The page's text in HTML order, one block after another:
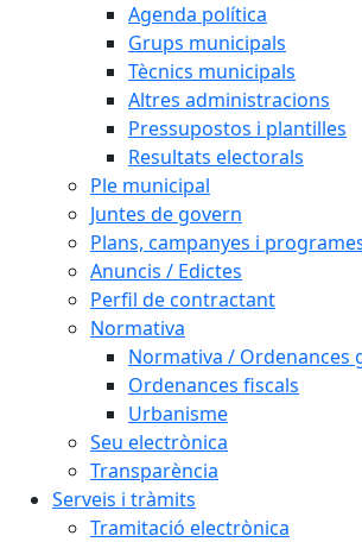
Agenda política
Grups municipals
Tècnics municipals
Altres administracions
Pressupostos i plantilles
Resultats electorals
Ple municipal
Juntes de govern
Plans, campanyes i
Anuncis / Edictes
Perfil de contractant
Normativa
Normativa / Ordenances
Ordenances fiscals
Urbanisme
Seu electrònica
Transparència
Serveis i tràmits
Tramitació electrònica